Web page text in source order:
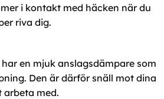
i kontakt med häcken när du
riva dig.
har en mjuk anslagsdämpare som
Den är därför snäll mot dina
arbeta med.